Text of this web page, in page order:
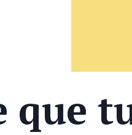
que